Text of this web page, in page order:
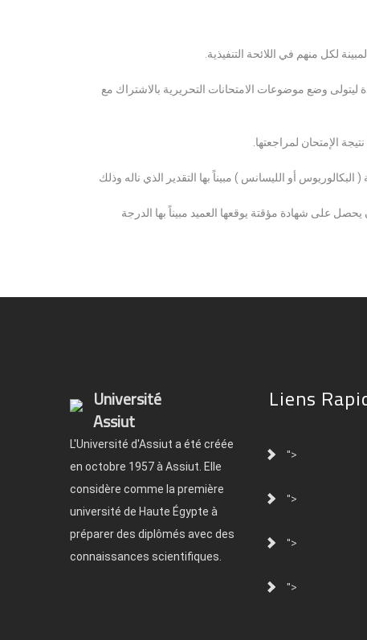
لكل منهم في اللائحة التنفيذية.
وضع موضوعات الامتحانات التحريرية بالاشتراك مع
الإمتحان لمراجعتها.
أو الليسانس ) مبيناً بها التقدير الذي ناله وذلك
على شهادة مؤقتة يوقعها العميد مبيناً بها الدرجة
Université
Assiut
L'Université d'Assiut a été créée
en octobre 1957 à Assiut. Elle
considère comme la première
université de Haute Égypte à
préparer des diplômés avec des
connaissances scientifiques.
Liens
">
">
">
">